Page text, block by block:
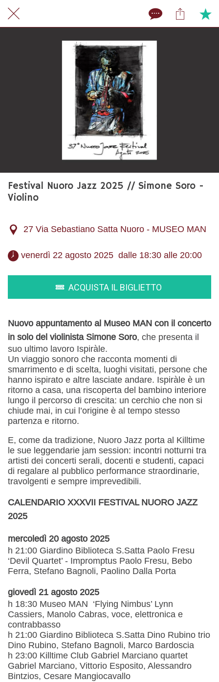
Festival Nuoro Jazz 2025 // Simone Soro -
Violino
27 Via Sebastiano Satta Nuoro - MUSEO MAN
venerdì 22 agosto 2025  dalle 18:30 alle 20:00
ACQUISTA IL BIGLIETTO
Nuovo appuntamento al Museo MAN con il concerto
in solo del violinista Simone Soro, che presenta il
suo ultimo lavoro Ispiràle.
Un viaggio sonoro che racconta momenti di
smarrimento e di scelta, luoghi visitati, persone che
hanno ispirato e altre lasciate andare. Ispiràle è un
ritorno a casa, una riscoperta del bambino interiore
lungo il percorso di crescita: un cerchio che non si
chiude mai, in cui l’origine è al tempo stesso
partenza e ritorno.
E, come da tradizione, Nuoro Jazz porta al Killtime
le sue leggendarie jam session: incontri notturni tra
artisti dei concerti serali, docenti e studenti, capaci
di regalare al pubblico performance straordinarie,
travolgenti e sempre imprevedibili.
CALENDARIO XXXVII FESTIVAL NUORO JAZZ
2025
mercoledì 20 agosto 2025
h 21:00 Giardino Biblioteca S.Satta Paolo Fresu
‘Devil Quartet’ - Impromptus Paolo Fresu, Bebo
Ferra, Stefano Bagnoli, Paolino Dalla Porta
giovedì 21 agosto 2025
h 18:30 Museo MAN ‘Flying Nimbus’ Lynn
Cassiers, Manolo Cabras, voce, elettronica e
contrabbasso
h 21:00 Giardino Biblioteca S.Satta Dino Rubino trio
Dino Rubino, Stefano Bagnoli, Marco Bardoscia
h 23:00 Killtime Club Gabriel Marciano quartet
Gabriel Marciano, Vittorio Esposito, Alessandro
Bintzios, Cesare Mangiocavallo